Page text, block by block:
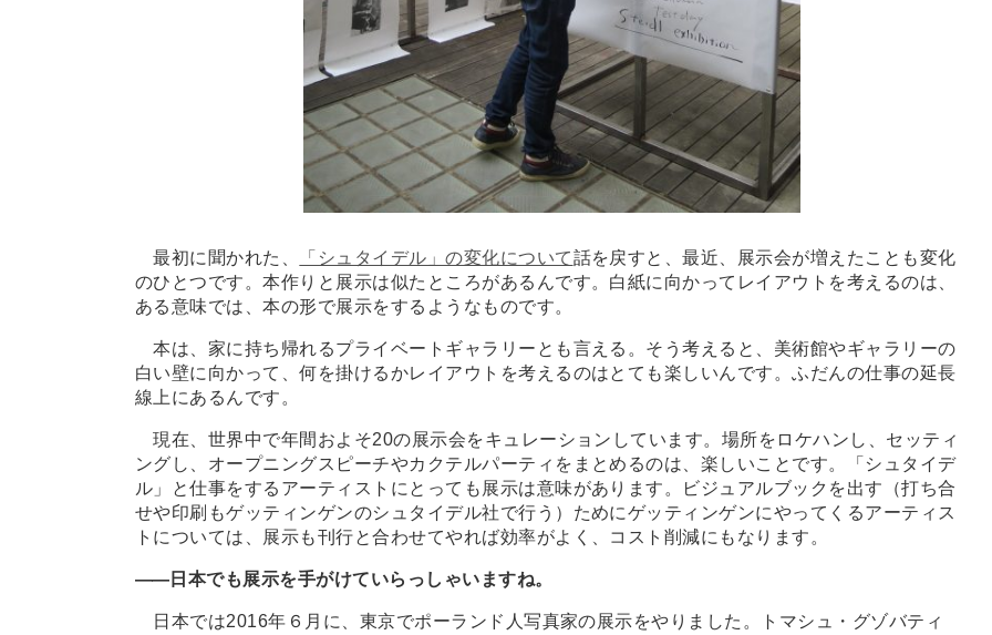
最初に聞かれた、 「シュタイデル」の変化について話を戻すと、最近、展示会が増えたことも変化
のひとつです。本作りと展示は似たところがあるんです。白紙に向かってレイアウトを考えるのは、
ある意味では、本の形で展示をするようなものです。
本は、家に持ち帰れるプライベートギャラリーとも言える。そう考えると、美術館やギャラリーの
白い壁に向かって、何を掛けるかレイアウトを考えるのはとても楽しいんです。ふだんの仕事の延長
線上にあるんです。
現在、世界中で年間およそ20の展示会をキュレーションしています。場所をロケハンし、セッティ
ングし、オープニングスピーチやカクテルパーティをまとめるのは、楽しいことです。「シュタイデ
ル」と仕事をするアーティストにとっても展示は意味があります。ビジュアルブックを出す（打ち合
せや印刷もゲッティンゲンのシュタイデル社で行う）ためにゲッティンゲンにやってくるアーティス
トについては、展示も刊行と合わせてやれば効率がよく、コスト削減にもなります。
―― 日本でも展示を手がけていらっしゃいますね。
日本では2016年６月に、東京でポーランド人写真家の展示をやりました。トマシュ・グゾバティ